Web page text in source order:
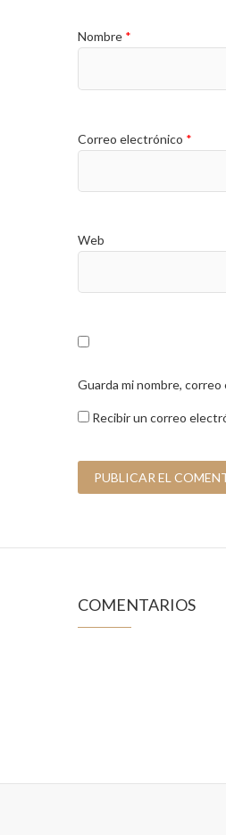
Nombre *
Correo electrónico *
Web
Guarda mi nombre,
Recibir un correo
COMENTARIOS